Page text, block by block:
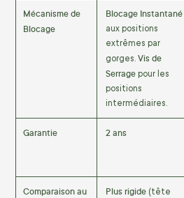
Mécanisme de
Blocage
Blocage Instantané
aux positions
extrêmes par
gorges. Vis de
Serrage pour les
positions
intermédiaires.
Garantie 2 ans
Comparaison au
Plus rigide (tête